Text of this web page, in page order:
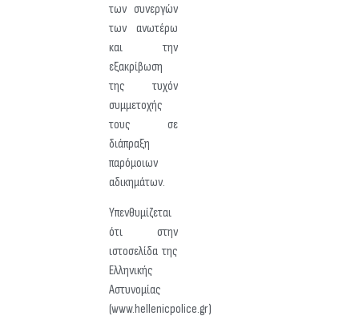
των συνεργών
των ανωτέρω
και την
εξακρίβωση
της τυχόν
συμμετοχής
τους σε
διάπραξη
παρόμοιων
αδικημάτων.
Υπενθυμίζεται
ότι στην
ιστοσελίδα της
Ελληνικής
Αστυνομίας
(www.hellenicpolice.gr)